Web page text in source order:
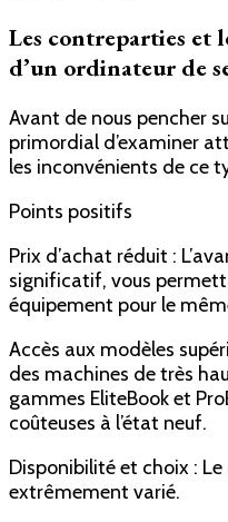
Les contreparties et
d’un ordinateur de
Avant de nous pencher
primordial d’examiner
les inconvénients de ce
Points positifs
Prix d’achat réduit :
significatif, vous
équipement pour le
Accès aux modèles
des machines de très
gammes EliteBook et
coûteuses à l’état neuf.
Disponibilité et choix :
extrêmement varié.